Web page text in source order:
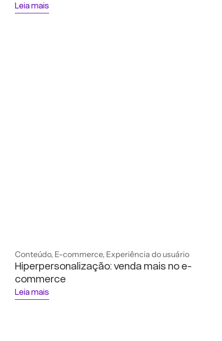
Leia mais
Conteúdo, E-commerce, Experiência do usuário
Hiperpersonalização: venda mais no e-
commerce
Leia mais